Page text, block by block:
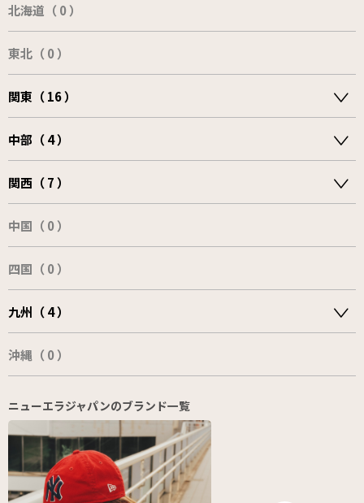
北海道（ 0 ）
東北（ 0 ）
関東（ 16 ）
中部（ 4 ）
関西（ 7 ）
中国（ 0 ）
四国（ 0 ）
九州（ 4 ）
沖縄（ 0 ）
ニューエラジャパンのブランド一覧